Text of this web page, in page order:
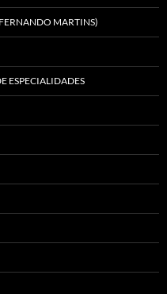
MARTINS)
ESPECIALIDADES